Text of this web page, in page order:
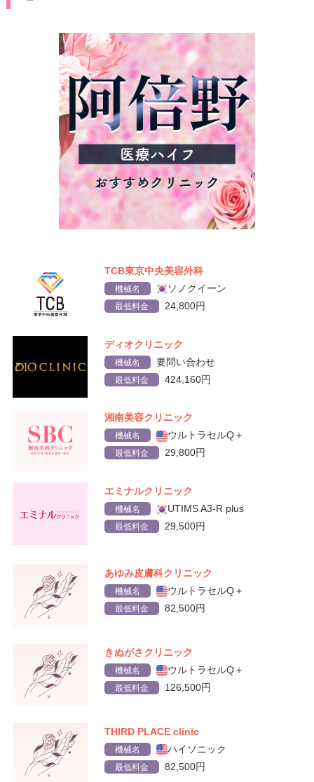
TCB東京中央美容外科
機械名 ソノクイーン
最低料金 24,800円
ディオクリニック
機械名 要問い合わせ
最低料金 424,160円
湘南美容クリニック
機械名 ウルトラセルQ＋
最低料金 29,800円
エミナルクリニック
機械名 UTIMS A3-R plus
最低料金 29,500円
あゆみ皮膚科クリニック
機械名 ウルトラセルQ＋
最低料金 82,500円
きぬがさクリニック
機械名 ウルトラセルQ＋
最低料金 126,500円
THIRD PLACE clinic
機械名 ハイソニック
最低料金 82,500円